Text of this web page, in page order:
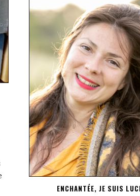
ENCHANTÉE, JE SUIS